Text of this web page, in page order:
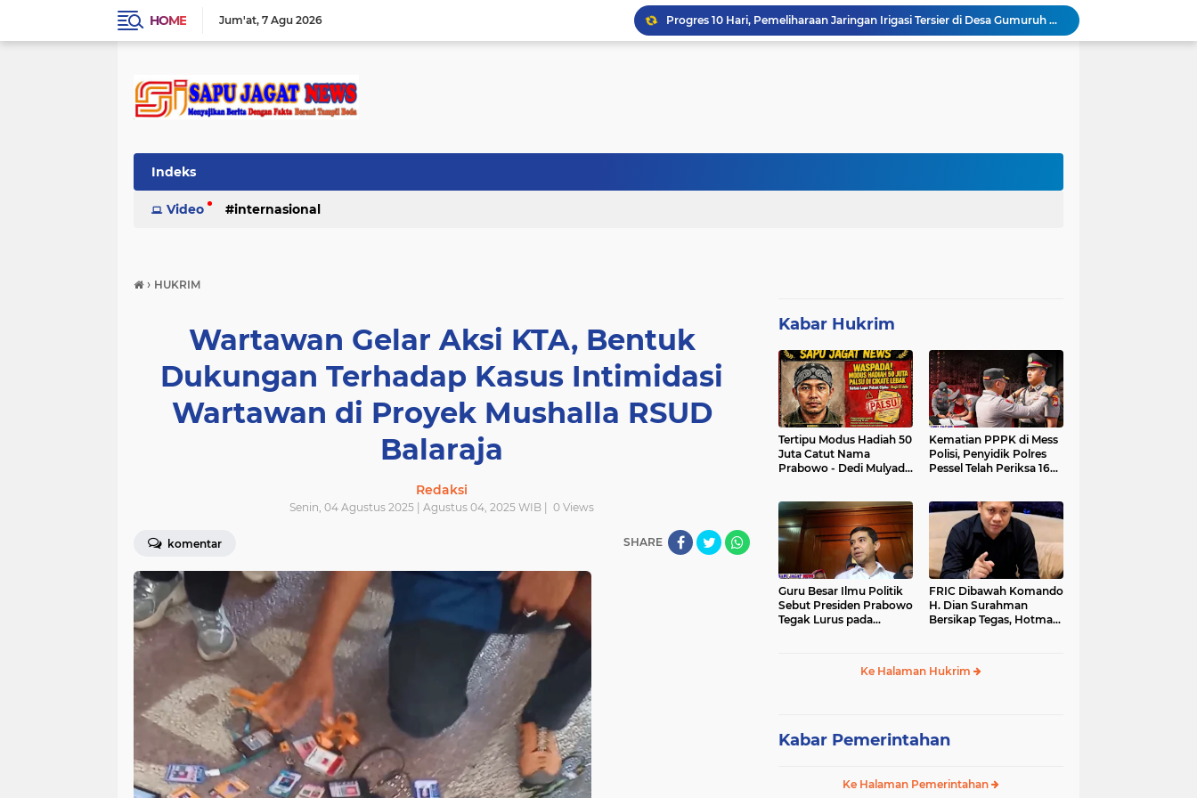
HOME Jum'at 7 Agu 2026
Program P3-TGAI di Banjarsari Lebak Disorot, Pondasi Diduga Terisi Tanah, Pelaksana Terancam Sanksi Berat Hingga Pidana
Satgas TMMD Berpacu dengan Waktu, Semangat Gotong Royong Wujudkan Jalan Impian Warga Desa Bercak
Mitra Usaha Bina Bangsa Pasar Keong #002 Geram Terhadap Aslap dan Kepala SPPG, BGN Terapkan Zero Tolerance - Terancam Dipecat!
Indeks
Video internasional
› HUKRIM
Wartawan Gelar Aksi KTA, Bentuk
Dukungan Terhadap Kasus Intimidasi
Wartawan di Proyek Mushalla RSUD
Balaraja
Redaksi
Senin, 04 Agustus 2025 | Agustus 04, 2025 WIB | 0 Views
komentar SHARE
Kabar Hukrim
Tertipu Modus Hadiah 50
Juta Catut Nama
Prabowo - Dedi Mulyadi,
Juta Lebih
Kematian PPPK di Mess
Polisi, Penyidik Polres
Pessel Telah Periksa 16
Guru Besar Ilmu Politik
Sebut Presiden Prabowo
Tegak Lurus pada
FRIC Dibawah Komando
H. Dian Surahman
Bersikap Tegas, Hotman
Merendahkan Wartawan
Ke Halaman Hukrim
Kabar Pemerintahan
Ke Halaman Pemerintahan